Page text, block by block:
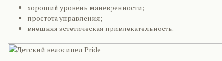
хороший уровень маневренности;
простота управления;
внешняя эстетическая привлекательность.